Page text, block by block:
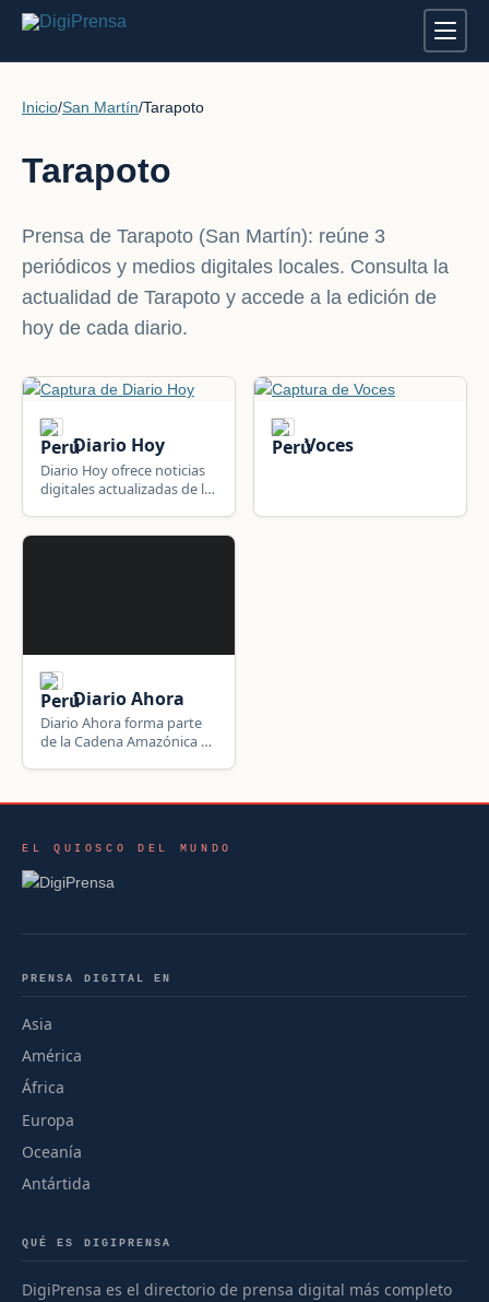
Inicio/San Martín/Tarapoto
Tarapoto
Prensa de Tarapoto (San Martín): reúne 3
periódicos y medios digitales locales. Consulta la
actualidad de Tarapoto y accede a la edición de
hoy de cada diario.
Diario Hoy
Diario Hoy ofrece noticias
digitales actualizadas de la
Voces
Diario Ahora
Diario Ahora forma parte
de la Cadena Amazónica de
EL QUIOSCO DEL MUNDO
PRENSA DIGITAL EN
Asia
América
África
Europa
Oceanía
Antártida
QUÉ ES DIGIPRENSA
DigiPrensa es el directorio de prensa digital más completo